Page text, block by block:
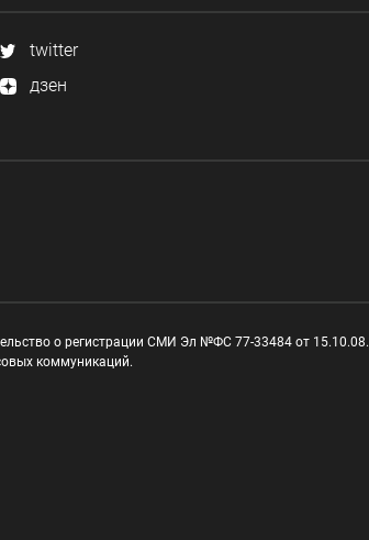
twitter
дзен
о регистрации СМИ Эл №ФС 77-33484 от 15.10.08.
коммуникаций.